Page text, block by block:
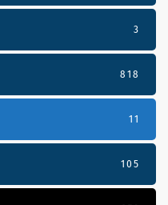
3
818
11
105